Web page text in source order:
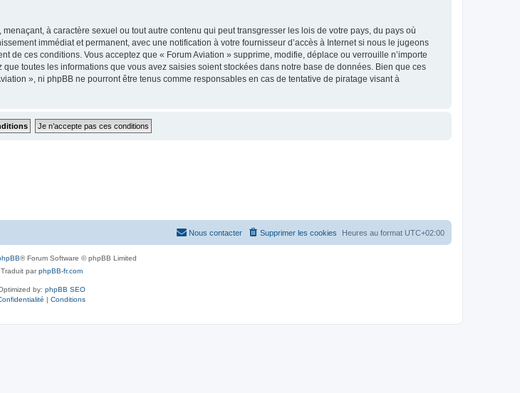
à caractère sexuel ou tout autre contenu qui peut transgresser les lois de votre pays, du pays où
immédiat et permanent, avec une notification à votre fournisseur d’accès à Internet si nous le jugeons
ces conditions. Vous acceptez que « Forum Aviation » supprime, modifie, déplace ou verrouille n’importe
toutes les informations que vous avez saisies soient stockées dans notre base de données. Bien que ces
», ni phpBB ne pourront être tenus comme responsables en cas de tentative de piratage visant à
Heures au format UTC+02:00
Supprimer les cookies
Nous contacter
® Forum Software © phpBB Limited
Traduit parphpBB-fr.com
by: phpBB SEO
| Conditions